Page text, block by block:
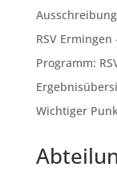
RSV Ermingen
Programm:
Wichtiger